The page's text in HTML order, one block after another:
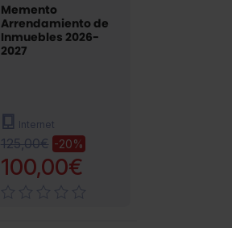
Memento
Arrendamiento de
Inmuebles 2026-
2027
Internet
125,00€ -20%
100,00€